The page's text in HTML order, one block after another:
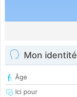
Mon identité
Âge
Ici pour